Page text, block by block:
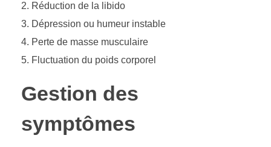
Réduction de la libido
Dépression ou humeur instable
Perte de masse musculaire
Fluctuation du poids corporel
Gestion des
symptômes